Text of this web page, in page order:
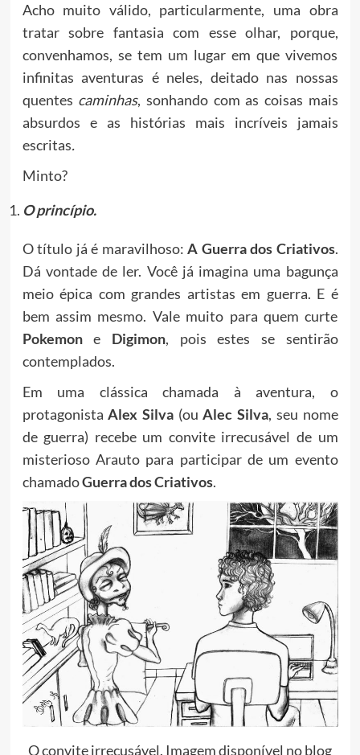
Acho muito válido, particularmente, uma obra
tratar sobre fantasia com esse olhar, porque,
convenhamos, se tem um lugar em que vivemos
infinitas aventuras é neles, deitado nas nossas
quentes caminhas, sonhando com as coisas mais
absurdos e as histórias mais incríveis jamais
escritas.
Minto?
O princípio.
O título já é maravilhoso: A Guerra dos Criativos.
Dá vontade de ler. Você já imagina uma bagunça
meio épica com grandes artistas em guerra. E é
bem assim mesmo. Vale muito para quem curte
Pokemone Digimon, pois estes se sentirão
contemplados.
Em uma clássica chamada à aventura, o
protagonistaAlex Silva(ouAlec Silva, seu nome
de guerra) recebe um convite irrecusável de um
misterioso Arauto para participar de um evento
chamadoGuerra dos Criativos.
O convite irrecusável. Imagem disponível no blog